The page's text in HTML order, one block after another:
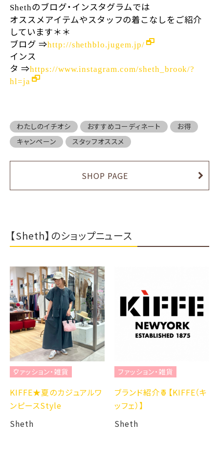
Shethのブログ・インスタグラムでは
オススメアイテムやスタッフの着こなしをご紹介
しています＊＊
ブログ ⇒http://shethblo.jugem.jp/
インス
タ ⇒https://www.instagram.com/sheth_brook/?
hl=ja
わたしのイチオシ おすすめコーディネート
お得
キャンペーン
スタッフオススメ
SHOP PAGE
【Sheth】のショップニュース
ファッション・雑貨
KIFFE★夏のカジュアルワ
ンピースStyle
Sheth
ファッション・雑貨
ブランド紹介🍍【KIFFE（キ
ッフェ）】
Sheth